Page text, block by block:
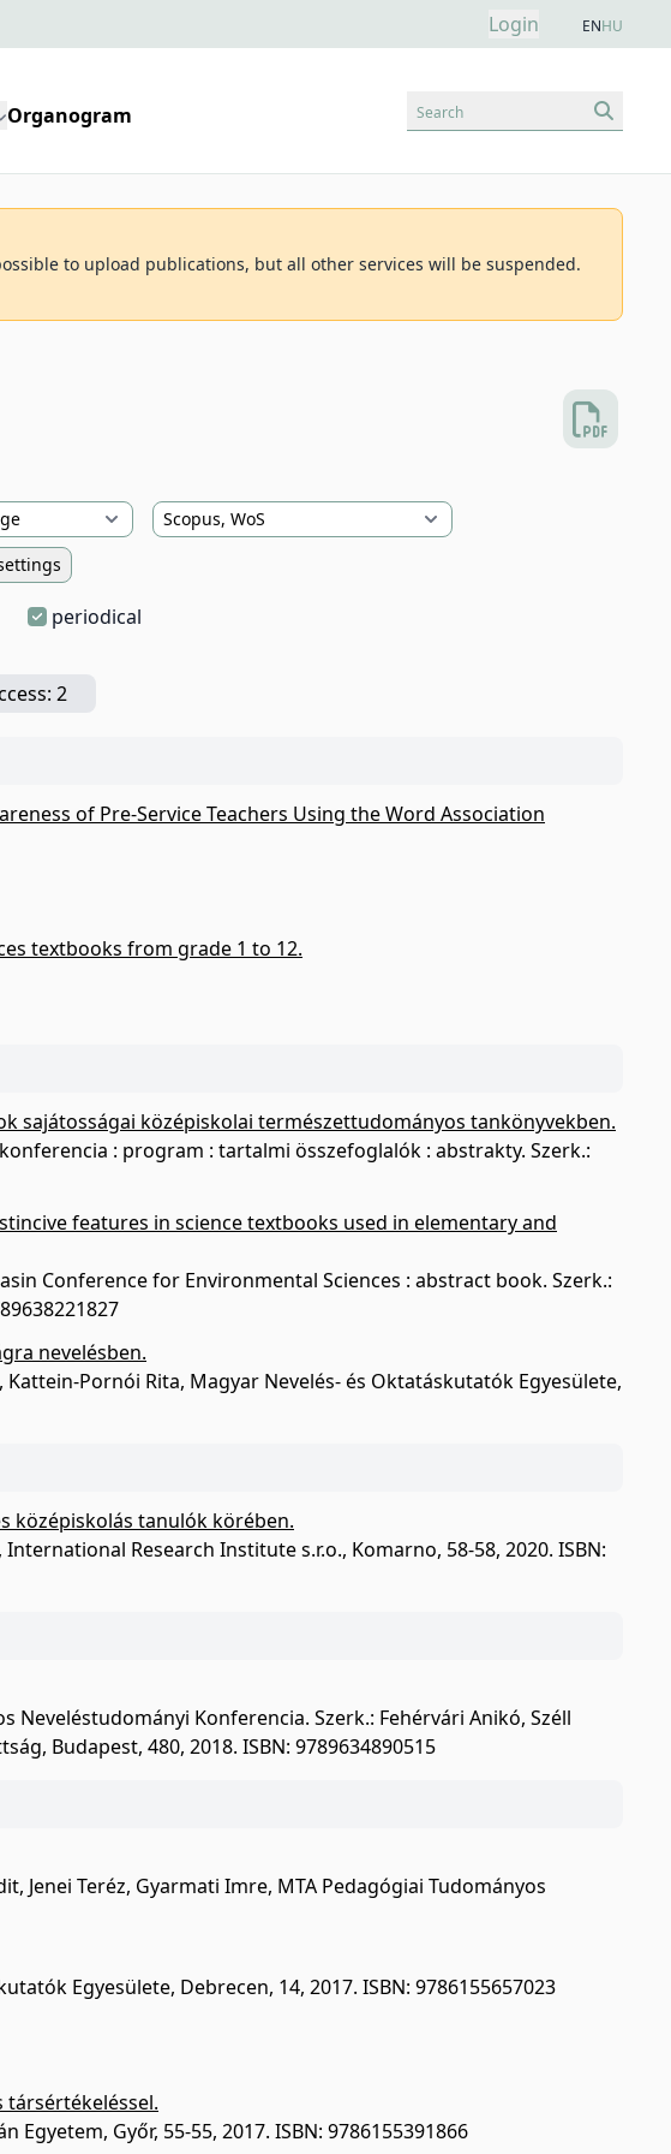
Login ENHU
Organogram Search
to upload publications, but all other services will be suspended.
periodical
2
of Pre-Service Teachers Using the Word Association
textbooks from grade 1 to 12.
sajátosságai középiskolai természettudományos tankönyvekben.
: program : tartalmi összefoglalók : abstrakty. Szerk.:
features in science textbooks used in elementary and
Conference for Environmental Sciences : abstract book. Szerk.:
nevelésben.
Pornói Rita, Magyar Nevelés- és Oktatáskutatók Egyesülete,
középiskolás tanulók körében.
Research Institute s.r.o., Komarno, 58-58, 2020. ISBN:
Konferencia. Szerk.: Fehérvári Anikó, Széll
Budapest, 480, 2018. ISBN: 9789634890515
Jenei Teréz, Gyarmati Imre, MTA Pedagógiai Tudományos
Egyesülete, Debrecen, 14, 2017. ISBN: 9786155657023
Egyetem, Győr, 55-55, 2017. ISBN: 9786155391866